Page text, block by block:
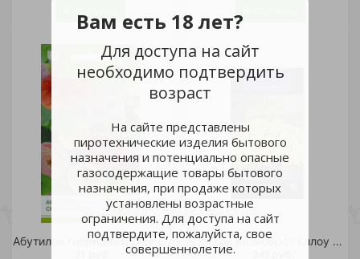
Вам есть 18 лет?
Для доступа на сайт
необходимо подтвердить
возраст
На сайте представлены
пиротехнические изделия бытового
назначения и потенциально опасные
газосодержащие товары бытового
назначения, при продаже которых
установлены возрастные
ограничения. Для доступа на сайт
подтвердите, пожалуйста, свое
совершеннолетие.
Абутилон гибридный Смесь Бельвю 0,1гр/10 Петхоа Калиберст Еллоу 5шт/10